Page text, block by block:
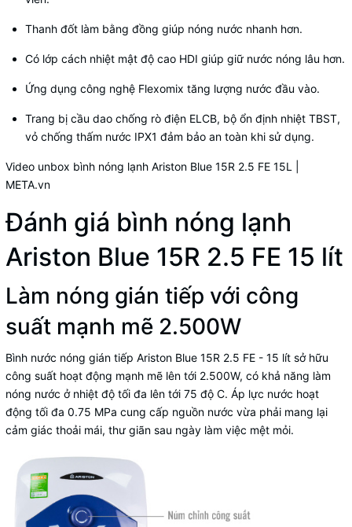
Thanh đốt làm bằng đồng giúp nóng nước nhanh hơn.
Có lớp cách nhiệt mật độ cao HDI giúp giữ nước nóng lâu hơn.
Ứng dụng công nghệ Flexomix tăng lượng nước đầu vào.
Trang bị cầu dao chống rò điện ELCB, bộ ổn định nhiệt TBST,
vỏ chống thấm nước IPX1 đảm bảo an toàn khi sử dụng.
Video unbox bình nóng lạnh Ariston Blue 15R 2.5 FE 15L |
META.vn
Đánh giá bình nóng lạnh
Ariston Blue 15R 2.5 FE 15 lít
Làm nóng gián tiếp với công
suất mạnh mẽ 2.500W
Bình nước nóng gián tiếp Ariston Blue 15R 2.5 FE - 15 lít sở hữu
công suất hoạt động mạnh mẽ lên tới 2.500W, có khả năng làm
nóng nước ở nhiệt độ tối đa lên tới 75 độ C. Áp lực nước hoạt
động tối đa 0.75 MPa cung cấp nguồn nước vừa phải mang lại
cảm giác thoải mái, thư giãn sau ngày làm việc mệt mỏi.